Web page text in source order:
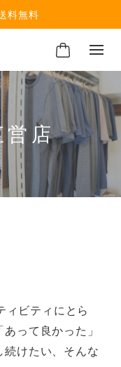
料無料
営店
ィビティにとら
って良かった」
続けたい、そんな